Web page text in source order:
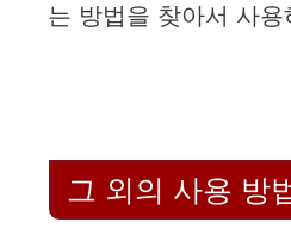
는 방법을 찾아서 사용
그 외의 사용 방